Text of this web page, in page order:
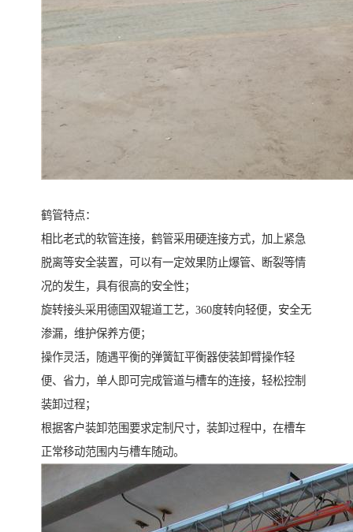
鹤管特点：
相比老式的软管连接，鹤管采用硬连接方式，加上紧急
脱离等安全装置，可以有一定效果防止爆管、断裂等情
况的发生，具有很高的安全性；
旋转接头采用德国双辊道工艺，360度转向轻便，安全无
渗漏，维护保养方便；
操作灵活，随遇平衡的弹簧缸平衡器使装卸臂操作轻
便、省力，单人即可完成管道与槽车的连接，轻松控制
装卸过程；
根据客户装卸范围要求定制尺寸，装卸过程中，在槽车
正常移动范围内与槽车随动。